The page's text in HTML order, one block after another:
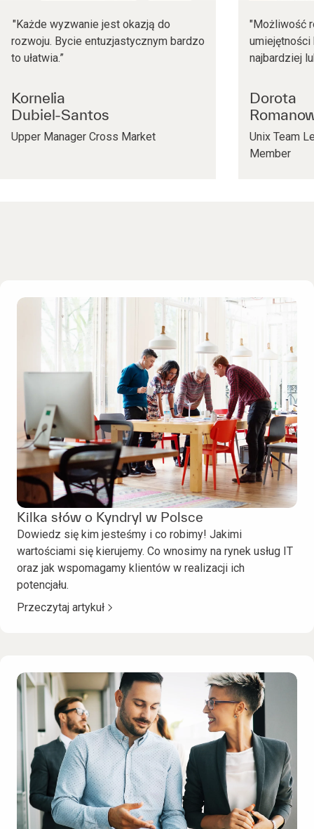
"Każde wyzwanie jest okazją do
rozwoju. Bycie entuzjastycznym bardzo
to ułatwia.”
Kornelia
Dubiel-Santos
Upper Manager Cross Market
"Możliwość
umiejętności
najbardziej
Dorota
Unix Team
Member
Kilka słów o Kyndryl w Polsce
Dowiedz się kim jesteśmy i co robimy! Jakimi
wartościami się kierujemy. Co wnosimy na rynek usług IT
oraz jak wspomagamy klientów w realizacji ich
potencjału.
Przeczytaj artykuł